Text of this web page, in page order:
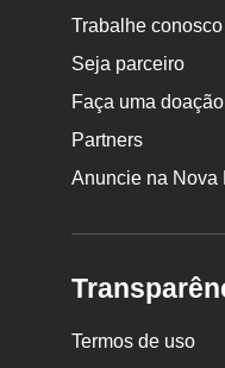
Trabalhe conosco
Seja parceiro
Faça uma doação
Partners
Anuncie na Nova
Termos de uso